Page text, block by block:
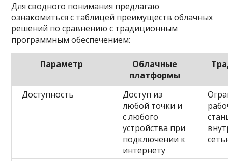
Для сводного понимания предлагаю
ознакомиться с таблицей преимуществ облачных
решений по сравнению с традиционным
программным обеспечением:
Параметр
Облачные
платформы
Доступность
Доступ из
любой точки и
с любого
устройства при
подключении к
интернету